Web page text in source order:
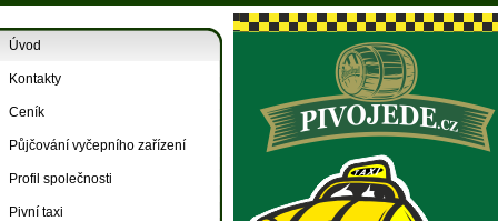
Úvod
Kontakty
Ceník
Půjčování vyčepního zařízení
Profil společnosti
Pivní taxi